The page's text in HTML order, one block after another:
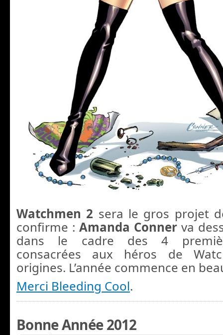
Watchmen 2 sera le gros projet
confirme : Amanda Conner va
dans le cadre des 4
consacrées aux héros de
origines. L’année commence en
Merci Bleeding Cool.
Bonne Année 2012